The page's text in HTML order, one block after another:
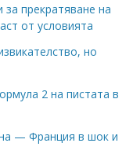
прекратяване на
от условията
но
2 на пистата в
— Франция в шок и